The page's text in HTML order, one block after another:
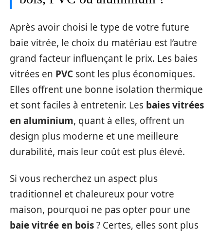
Après avoir choisi le type de votre future
baie vitrée, le choix du matériau est l’autre
grand facteur influençant le prix. Les baies
vitrées en PVC sont les plus économiques.
Elles offrent une bonne isolation thermique
et sont faciles à entretenir. Les baies vitrées
en aluminium, quant à elles, offrent un
design plus moderne et une meilleure
durabilité, mais leur coût est plus élevé.
Si vous recherchez un aspect plus
traditionnel et chaleureux pour votre
maison, pourquoi ne pas opter pour une
baie vitrée en bois? Certes, elles sont plus